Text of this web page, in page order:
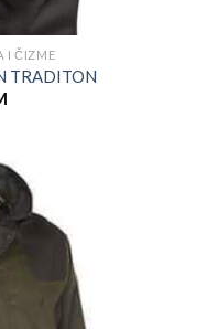
I ČIZME
TRADITON